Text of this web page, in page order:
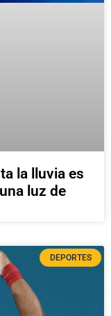
la lluvia es
luz de
DEPORTES